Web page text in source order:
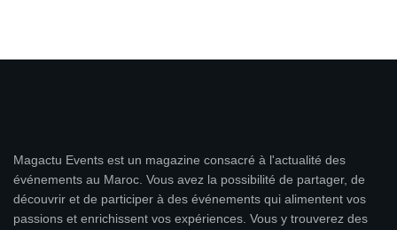
Magactu Events est un magazine consacré à l'actualité des
événements au Maroc. Vous avez la possibilité de partager, de
découvrir et de participer à des événements qui alimentent vos
passions et enrichissent vos expériences. Vous y trouverez des